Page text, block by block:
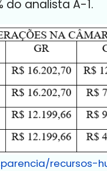
do analista A-1.